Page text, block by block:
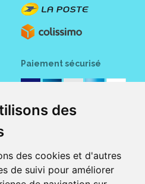
des
des cookies et d'autres
de suivi pour améliorer
Paiement sécurisé
est une pharmacie française certifiée ISO
le site internet de la pharmacie du centre